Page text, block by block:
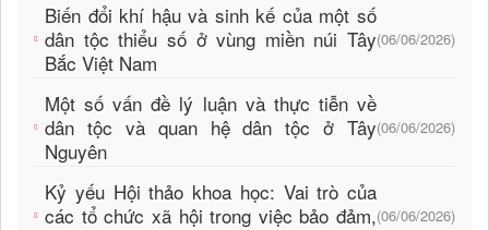
Biến đổi khí hậu và sinh kế của một số
dân tộc thiểu số ở vùng miền núi Tây
Bắc Việt Nam
(06/06/2026)
Một số vấn đề lý luận và thực tiễn về
dân tộc và quan hệ dân tộc ở Tây
Nguyên
(06/06/2026)
Kỷ yếu Hội thảo khoa học: Vai trò của
các tổ chức xã hội trong việc bảo đảm,(06/06/2026)